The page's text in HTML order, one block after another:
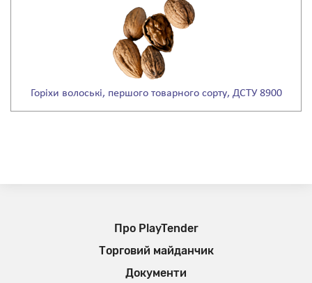
Горіхи волоські, першого товарного сорту, ДСТУ 8900
Про PlayTender
Торговий майданчик
Документи